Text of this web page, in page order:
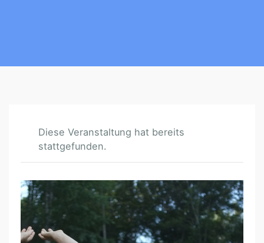
Diese Veranstaltung hat bereits
stattgefunden.
S
O
M